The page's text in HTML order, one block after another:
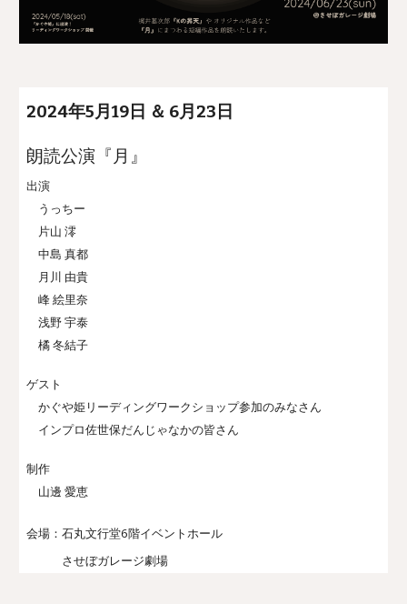
2024年5月19 日 ＆ 6月23 日
朗読公演『 月 』
出演
うっちー
片山 澪
中島 真都
月川 由貴
峰 絵里奈
浅野 宇泰
橘 冬結子
ゲスト
かぐや姫リーディングワークショップ参加のみなさん
インプロ佐世保だんじゃなかの皆さん
制作
山邊 愛恵
会場：石丸文行堂6階イベントホール
させぼガレージ劇場